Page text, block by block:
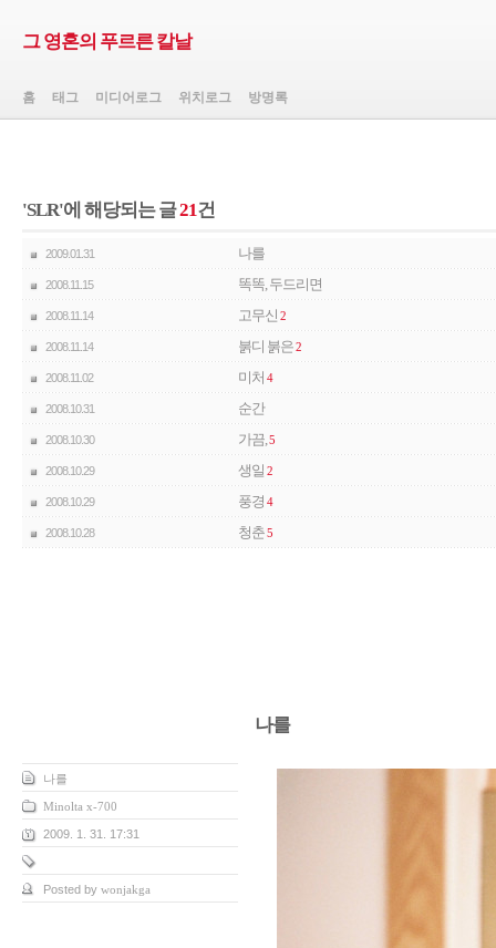
그 영혼의 푸르른 칼날
홈 태그 미디어로그 위치로그 방명록
'SLR'에 해당되는 글21건
2009.01.31 나를
2008.11.15 똑똑, 두드리면
2008.11.14 고무신 2
2008.11.14 붉디 붉은2
2008.11.02 미처 4
2008.10.31 순간
2008.10.30 가끔,5
2008.10.29 생일 2
2008.10.29 풍경 4
2008.10.28 청춘5
나를
Minolta x-700
2009. 1. 31. 17:31
Posted by wonjakga
나를